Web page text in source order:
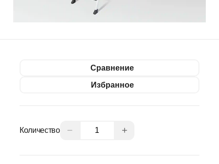
Сравнение
Избранное
Количество − +